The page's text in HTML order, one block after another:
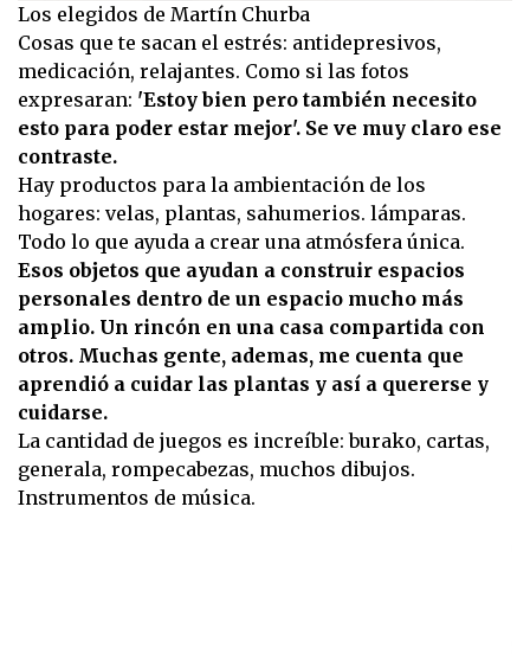
Los elegidos de Martín Churba
Cosas que te sacan el estrés: antidepresivos,
medicación, relajantes. Como si las fotos
expresaran: 'Estoy bien pero también necesito
esto para poder estar mejor'. Se ve muy claro ese
contraste.
Hay productos para la ambientación de los
hogares: velas, plantas, sahumerios. lámparas.
Todo lo que ayuda a crear una atmósfera única.
Esos objetos que ayudan a construir espacios
personales dentro de un espacio mucho más
amplio. Un rincón en una casa compartida con
otros. Muchas gente, ademas, me cuenta que
aprendió a cuidar las plantas y así a quererse y
cuidarse.
La cantidad de juegos es increíble: burako, cartas,
generala, rompecabezas, muchos dibujos.
Instrumentos de música.